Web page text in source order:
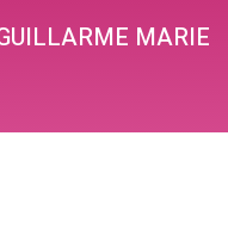
MARIE